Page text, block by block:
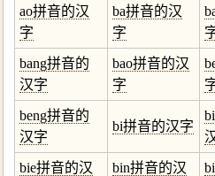
ao拼音的汉
字
ba拼音的汉
字
bang拼音的
汉字
bao拼音的汉
字
beng拼音的
汉字
bi拼音的汉字
bie拼音的汉
bin拼音的汉